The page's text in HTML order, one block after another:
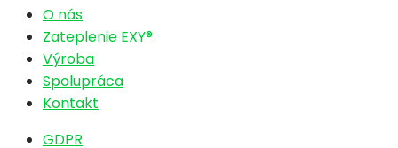
O nás
Zateplenie EXY®
Výroba
Spolupráca
Kontakt
GDPR